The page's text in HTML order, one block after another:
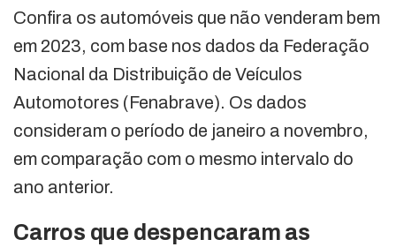
Confira os automóveis que não venderam bem
em 2023, com base nos dados da Federação
Nacional da Distribuição de Veículos
Automotores (Fenabrave). Os dados
consideram o período de janeiro a novembro,
em comparação com o mesmo intervalo do
ano anterior.
Carros que despencaram as